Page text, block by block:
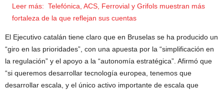
Leer más: Telefónica, ACS, Ferrovial y Grifols muestran más
fortaleza de la que reflejan sus cuentas
El Ejecutivo catalán tiene claro que en Bruselas se ha producido un
“giro en las prioridades”, con una apuesta por la “simplificación en
la regulación” y el apoyo a la “autonomía estratégica”. Afirmó que
“si queremos desarrollar tecnología europea, tenemos que
desarrollar escala, y el único activo importante de escala que